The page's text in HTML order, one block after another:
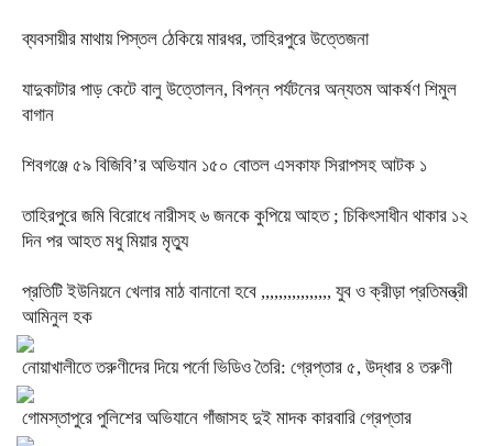
ব্যবসায়ীর মাথায় পিস্তল ঠেকিয়ে মারধর, তাহিরপুরে উত্তেজনা
যাদুকাটার পাড় কেটে বালু উত্তোলন, বিপন্ন পর্যটনের অন্যতম আকর্ষণ শিমুল
বাগান
শিবগঞ্জে ৫৯ বিজিবি’র অভিযান ১৫০ বোতল এসকাফ সিরাপসহ আটক ১
তাহিরপুরে জমি বিরোধে নারীসহ ৬ জনকে কুপিয়ে আহত ; চিকিৎসাধীন থাকার ১২
দিন পর আহত মধু মিয়ার মৃত্যু
প্রতিটি ইউনিয়নে খেলার মাঠ বানানো হবে ,,,,,,,,,,,,,,,, যুব ও ক্রীড়া প্রতিমন্ত্রী
আমিনুল হক
নোয়াখালীতে তরুণীদের দিয়ে পর্নো ভিডিও তৈরি: গ্রেপ্তার ৫, উদ্ধার ৪ তরুণী
গোমস্তাপুরে পুলিশের অভিযানে গাঁজাসহ দুই মাদক কারবারি গ্রেপ্তার